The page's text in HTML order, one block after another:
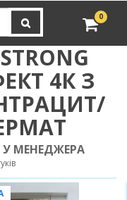
0
4К З
МЕНЕДЖЕРА